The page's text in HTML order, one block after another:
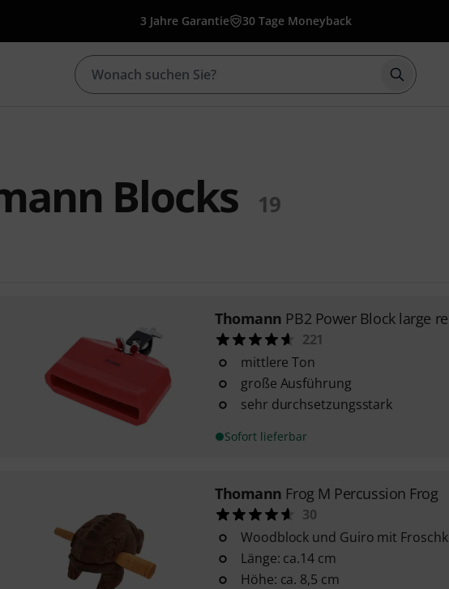
3 Jahre Garantie 30 Tage Moneyback
Suche
Blocks 19
Thomann PB2 Power Block large
221
mittlere Ton
große Ausführung
sehr durchsetzungsstark
Sofort lieferbar
Thomann Frog M Percussion Frog
30
Woodblock und Guiro mit
Länge: ca.14 cm
Höhe: ca. 8,5 cm